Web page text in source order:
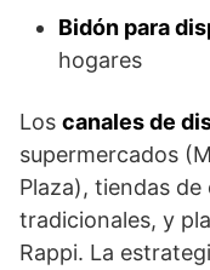
Bidón para
hogares
Los canales de
supermercados
Plaza), tiendas
tradicionales, y
Rappi. La